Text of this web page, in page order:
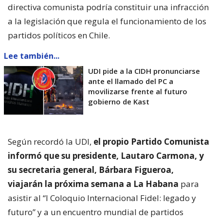
directiva comunista podría constituir una infracción
a la legislación que regula el funcionamiento de los
partidos políticos en Chile.
Lee también...
UDI pide a la CIDH pronunciarse
ante el llamado del PC a
movilizarse frente al futuro
gobierno de Kast
Según recordó la UDI, el propio Partido Comunista
informó que su presidente, Lautaro Carmona, y
su secretaria general, Bárbara Figueroa,
viajarán la próxima semana a La Habana para
asistir al “I Coloquio Internacional Fidel: legado y
futuro” y a un encuentro mundial de partidos